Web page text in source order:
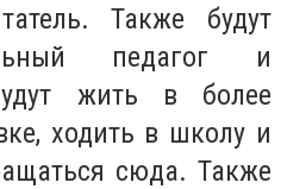
Также будут
педагог и
жить в более
ходить в школу и
сюда. Также